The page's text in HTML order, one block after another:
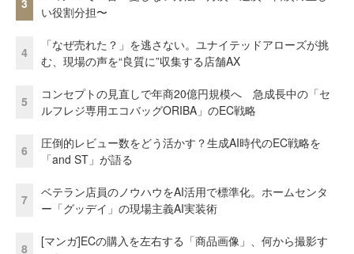
3
い役割分担〜
4
「なぜ売れた？」を逃さない。ユナイテッドアローズが挑
む、現場の声を“良質に”収集する店舗AX
5
コンセプトの見直しで年商20億円規模へ 急成長中の「セ
ルフレジ専用エコバッグORIBA」のEC戦略
6
圧倒的レビュー数をどう活かす？生成AI時代のEC戦略を
「and ST」が語る
7
ベテラン店員のノウハウをAI活用で標準化。ホームセンタ
ー「グッデイ」の現場主義AI実装術
8
[マンガ]ECの購入を左右する「商品画像」、何から撮影す